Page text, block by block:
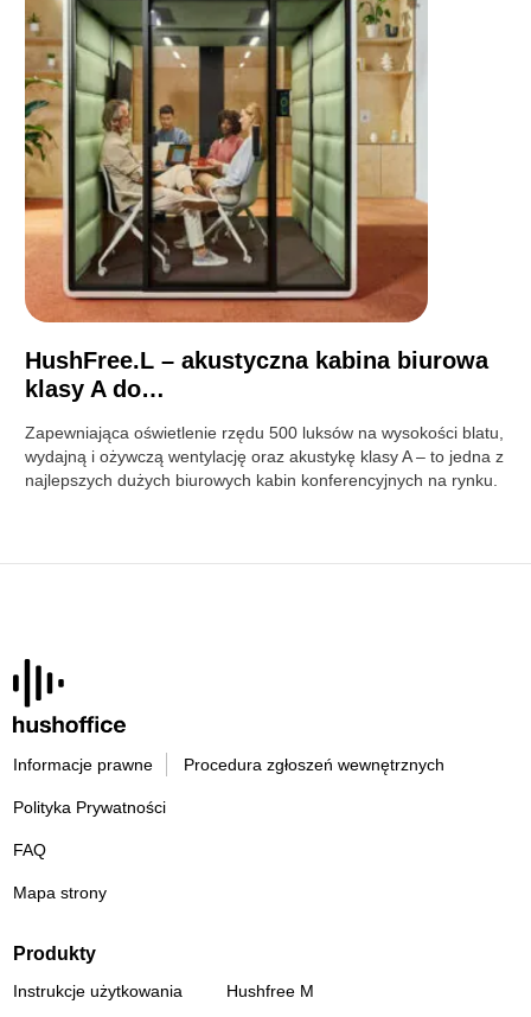
HushFree.L – akustyczna kabina biurowa
klasy A do…
Zapewniająca oświetlenie rzędu 500 luksów na wysokości blatu,
wydajną i ożywczą wentylację oraz akustykę klasy A – to jedna z
najlepszych dużych biurowych kabin konferencyjnych na rynku.
Informacje prawne Procedura zgłoszeń wewnętrznych
Polityka Prywatności
FAQ
Mapa strony
Produkty
Instrukcje użytkowania Hushfree M